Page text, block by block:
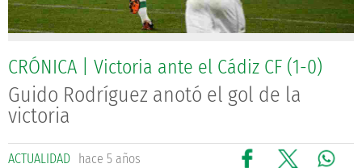
CRÓNICA | Victoria ante el Cádiz CF (1-0)
Guido Rodríguez anotó el gol de la
victoria
ACTUALIDAD hace 5 años